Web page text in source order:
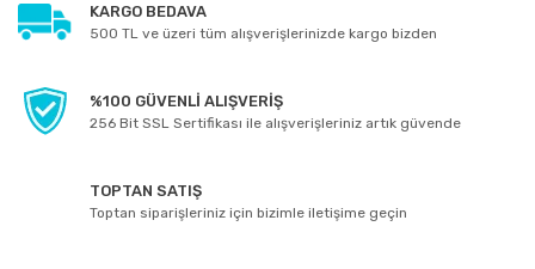
KARGO BEDAVA
500 TL ve üzeri tüm alışverişlerinizde kargo bizden
%100 GÜVENLİ ALIŞVERİŞ
256 Bit SSL Sertifikası ile alışverişleriniz artık güvende
TOPTAN SATIŞ
Toptan siparişleriniz için bizimle iletişime geçin